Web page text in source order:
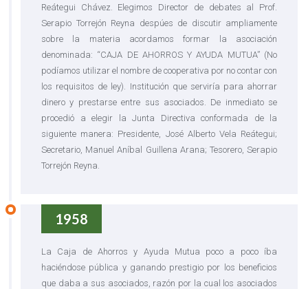
Reátegui Chávez. Elegimos Director de debates al Prof.
Serapio Torrejón Reyna despúes de discutir ampliamente
sobre la materia acordamos formar la asociación
denominada: “CAJA DE AHORROS Y AYUDA MUTUA” (No
podíamos utilizar el nombre de cooperativa por no contar con
los requisitos de ley). Institución que serviría para ahorrar
dinero y prestarse entre sus asociados. De inmediato se
procedió a elegir la Junta Directiva conformada de la
siguiente manera: Presidente, José Alberto Vela Reátegui;
Secretario, Manuel Aníbal Guillena Arana; Tesorero, Serapio
Torrejón Reyna.
1958
La Caja de Ahorros y Ayuda Mutua poco a poco íba
haciéndose pública y ganando prestigio por los beneficios
que daba a sus asociados, razón por la cual los asociados